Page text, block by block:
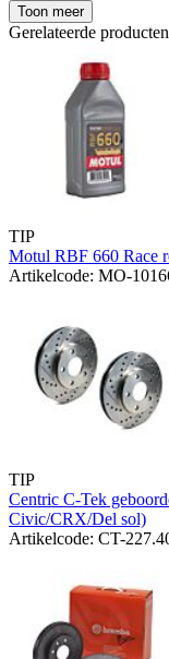
Toon meer
Gerelateerde producten
TIP
Motul RBF 660 Race
Artikelcode: MO-
TIP
Centric C-Tek
Civic/CRX/Del sol)
Artikelcode: CT-